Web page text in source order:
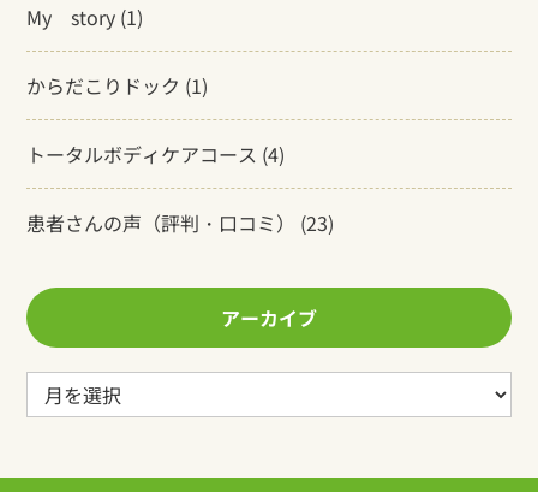
My story (1)
からだこりドック (1)
トータルボディケアコース (4)
患者さんの声（評判・口コミ） (23)
アーカイブ
ー